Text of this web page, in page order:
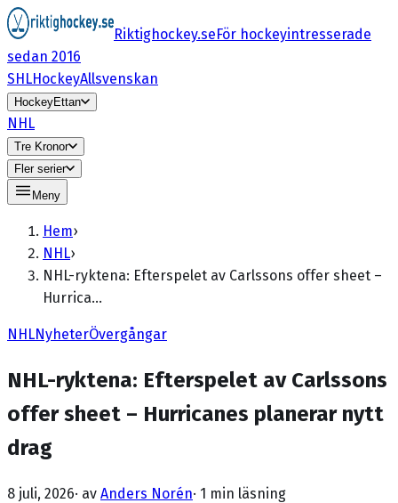
Riktighockey.seFör hockeyintresserade
sedan 2016
SHLHockeyAllsvenskan
HockeyEttan
NHL
Tre Kronor
Fler serier
Meny
Hem›
NHL›
NHL-ryktena: Efterspelet av Carlssons offer sheet –
Hurrica…
NHLNyheterÖvergångar
NHL-ryktena: Efterspelet av Carlssons
offer sheet – Hurricanes planerar nytt
drag
8 juli, 2026· av Anders Norén· 1 min läsning